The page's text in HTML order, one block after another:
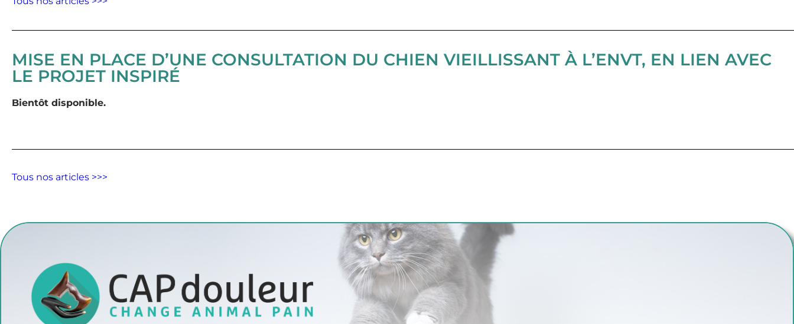
MISE EN PLACE D’UNE CONSULTATION DU CHIEN VIEILLISSANT À L’ENVT, EN LIEN AVEC
LE PROJET INSPIRÉ
Bientôt disponible.
Tous nos articles >>>
Précédent
PRÉCÉDENT
Le chien de compagnie comme modèle d’étude comparée de la fragilité et du vieillissement chez l’homme : étude bibliographique et élaboration du questionnaire propriétaire de la cohorte canine du projet inspiré